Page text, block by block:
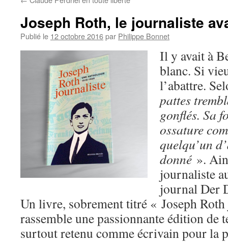
Joseph Roth, le journaliste
Publié le 12 octobre 2016par Philippe Bonnet
Il y avait à
blanc. Si
l’abattre.
pattes
gonflés. Sa
ossature
quelqu’un
donné ».
journaliste
journal Der
Un livre, sobrement titré « Joseph
rassemble une passionnante édition de
surtout retenu comme écrivain pour la